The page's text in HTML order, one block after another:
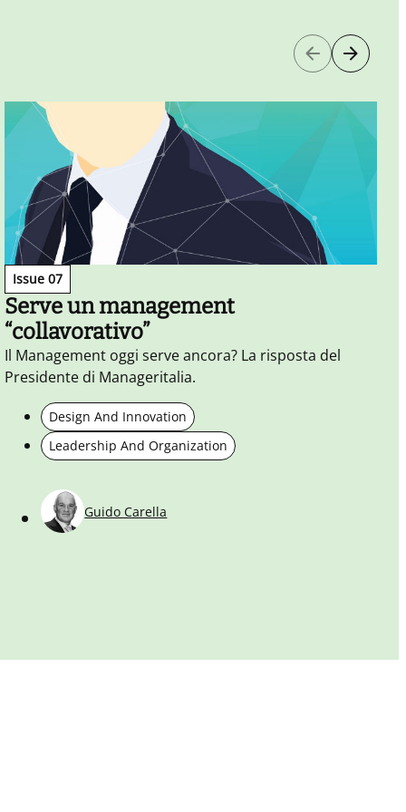
Issue 07
Serve un management
“collavorativo”
Il Management oggi serve ancora? La risposta del
Presidente di Manageritalia.
Design And Innovation
Leadership And Organization
Guido Carella